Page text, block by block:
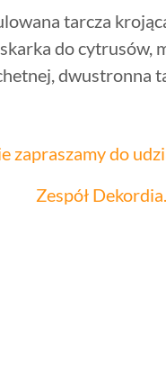
tarcza
do cytrusów,
dwustronna
zapraszamy do
Zespół